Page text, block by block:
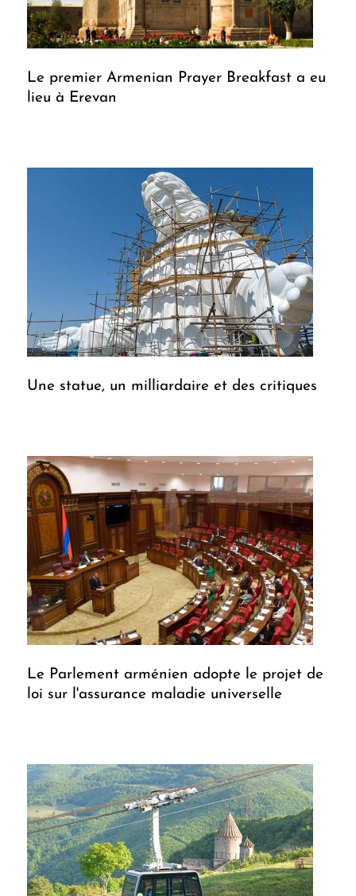
Le premier Armenian Prayer Breakfast a eu
lieu à Erevan
Une statue, un milliardaire et des critiques
Le Parlement arménien adopte le projet de
loi sur l'assurance maladie universelle